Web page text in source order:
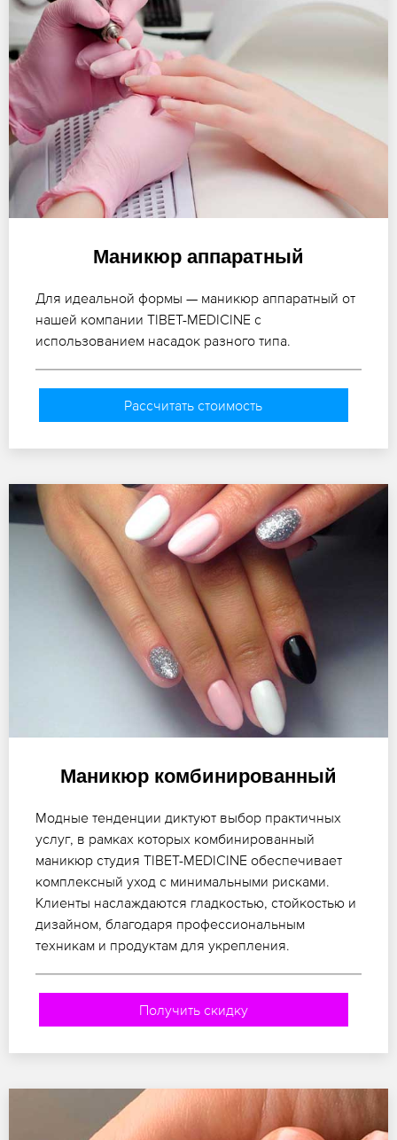
Маникюр аппаратный
Для идеальной формы — маникюр аппаратный от
нашей компании TIBET-MEDICINE с
использованием насадок разного типа.
Рассчитать стоимость
Маникюр комбинированный
Модные тенденции диктуют выбор практичных
услуг, в рамках которых комбинированный
маникюр студия TIBET-MEDICINE обеспечивает
комплексный уход с минимальными рисками.
Клиенты наслаждаются гладкостью, стойкостью и
дизайном, благодаря профессиональным
техникам и продуктам для укрепления.
Получить скидку